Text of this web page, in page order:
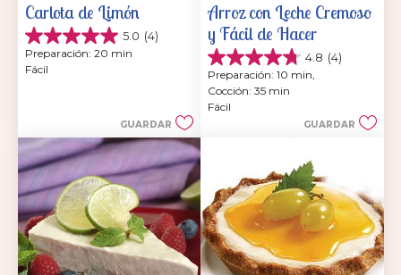
Carlota de Limón
5.0 (4)
5.0
de
5
Preparación: 20 min
Fácil
GUARDAR
Arroz con Leche Cremoso
y Fácil de Hacer
4.8 (4)
4.8
de
5
estrellas.
Preparación: 10 min,
Cocción: 35 min
Fácil
GUARDAR